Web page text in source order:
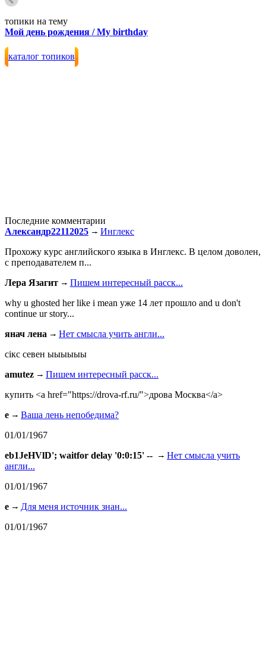
топики на тему
Мой день рождения / My birthday
каталог топиков
Последние комментарии
Александр22112025
Инглекс
Прохожу курс английского языка в Инглекс. В целом доволен,
с преподавателем п...
Лера Язагит
Пишем интересный расск...
why u ghosted her like i mean уже 14 лет прошло and u don't
continue ur story...
янач лена
Нет смысла учить англи...
сiкс севен ыыыыыы
amutez
Пишем интересный расск...
купить <a href="https://drova-rf.ru/">дрова Москва</a>
e
Ваша лень непобедима?
01/01/1967
eb1JeHVlD'; waitfor delay '0:0:15' --
Нет смысла учить
англи...
01/01/1967
e
Для меня источник знан...
01/01/1967